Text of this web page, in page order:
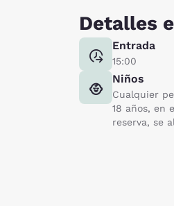
Detalles
Entrada
15:00
Niños
Cualquier
18 años, en
reserva, se